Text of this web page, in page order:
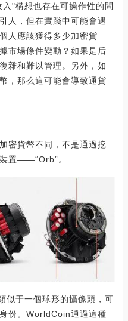
"構想也存在可操作性的問
人，但在實踐中可能會遇
人應該獲得多少加密貨
市場條件變動？如果是后
雜和難以管理。另外，如
，那么這可能會導致通貨
密貨幣不同，不是通過挖
置——“Orb”。
似于一個球形的攝像頭，可
份。WorldCoin通過這種